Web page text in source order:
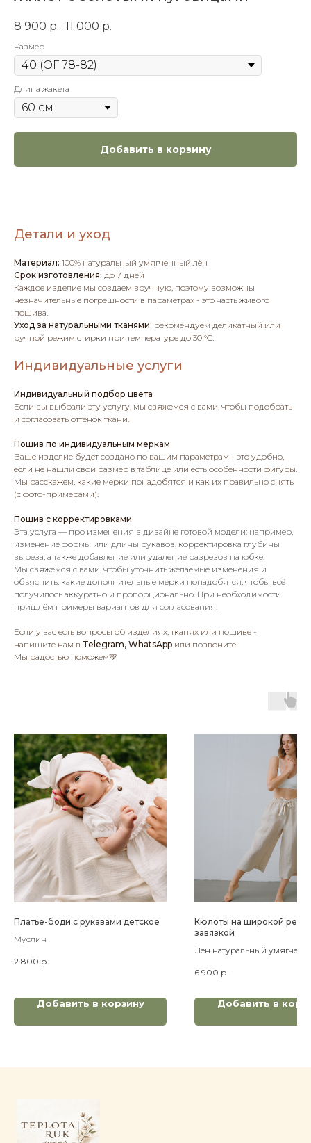
8 900 р. 11 000 р.
Размер
Длина жакета
Добавить в корзину
Детали и уход
Материал: 100% натуральный умягченный лён
Срок изготовления: до 7 дней
Каждое изделие мы создаем вручную, поэтому возможны
незначительные погрешности в параметрах - это часть живого
пошива.
Уход за натуральными тканями: рекомендуем деликатный или
ручной режим стирки при температуре до 30 °C.
Индивидуальные услуги
Индивидуальный подбор цвета
Если вы выбрали эту услугу, мы свяжемся с вами, чтобы подобрать
и согласовать оттенок ткани.
Пошив по индивидуальным меркам
Ваше изделие будет создано по вашим параметрам - это удобно,
если не нашли свой размер в таблице или есть особенности фигуры.
Мы расскажем, какие мерки понадобятся и как их правильно снять
(с фото-примерами).
Пошив с корректировками
Эта услуга — про изменения в дизайне готовой модели: например,
изменение формы или длины рукавов, корректировка глубины
выреза, а также добавление или удаление разрезов на юбке.
Мы свяжемся с вами, чтобы уточнить желаемые изменения и
объяснить, какие дополнительные мерки понадобятся, чтобы всё
получилось аккуратно и пропорционально. При необходимости
пришлём примеры вариантов для согласования.
Если у вас есть вопросы об изделиях, тканях или пошиве -
напишите нам в Telegram, WhatsApp или позвоните.
Мы радостью поможем💚
Платье-боди с рукавами детское
Муслин
2 800 р.
Добавить в корзину
Кюлоты на широкой
завязкой
Лен натуральный
6 900 р.
Добавить в